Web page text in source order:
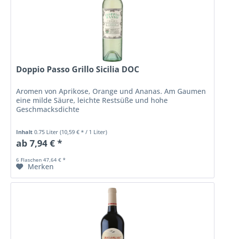
Doppio Passo Grillo Sicilia DOC
Aromen von Aprikose, Orange und Ananas. Am Gaumen
eine milde Säure, leichte Restsüße und hohe
Geschmacksdichte
Inhalt0.75 Liter(10,59 € * / 1 Liter)
ab 7,94 € *
6 Flaschen 47,64 € *
Merken